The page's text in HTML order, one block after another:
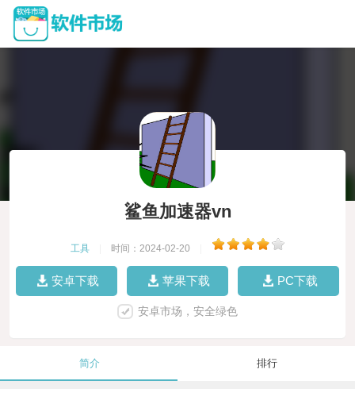
鲨鱼加速器vn
工具 时间：2024-02-20
安卓下载 苹果下载 PC下载
安卓市场，安全绿色
简介 排行